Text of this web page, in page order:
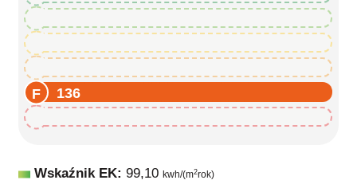
136
Wskaźnik EK: 99,10 kwh/(m2rok)